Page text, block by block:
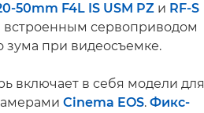
50mm F4L IS USM PZ и RF-S
сервоприводом
зума при видеосъемке.
включает в себя модели для
Cinema EOS. Фикс-